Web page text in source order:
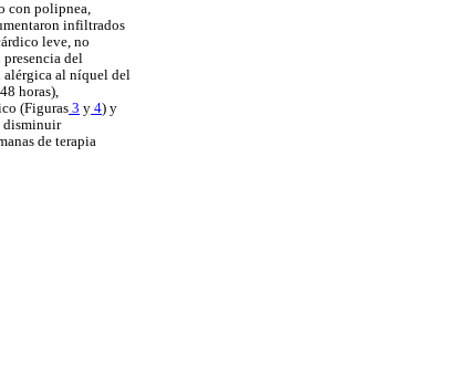
con polipnea,
infiltrados
leve, no
del
alérgica al níquel del
horas),
(Figuras 3 y 4) y
disminuir
de terapia